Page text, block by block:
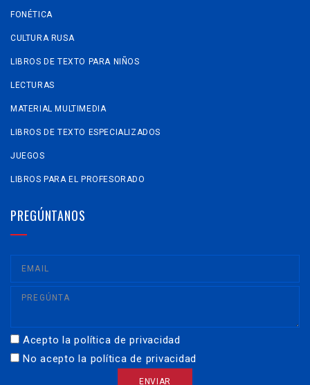
FONÉTICA
CULTURA RUSA
LIBROS DE TEXTO PARA NIÑOS
LECTURAS
MATERIAL MULTIMEDIA
LIBROS DE TEXTO ESPECIALIZADOS
JUEGOS
LIBROS PARA EL PROFESORADO
PREGÚNTANOS
Acepto la política de privacidad
No acepto la política de privacidad